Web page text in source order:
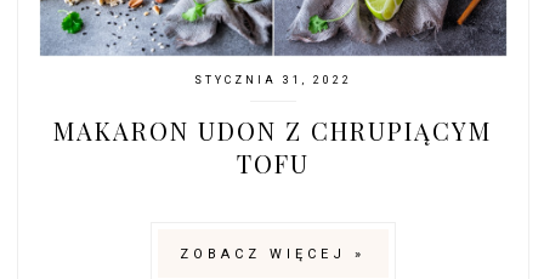
STYCZNIA 31, 2022
MAKARON UDON Z CHRUPIĄCYM
TOFU
ZOBACZ WIĘCEJ »